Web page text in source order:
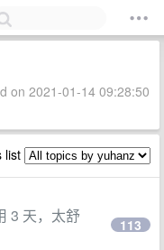
on 2021-01-14 09:28:50
list
3 天，太舒
113